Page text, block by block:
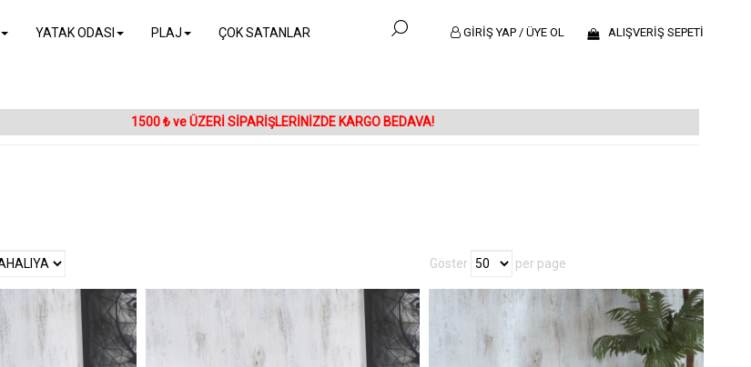
GİRİŞ YAP / ÜYE OL ALIŞVERİŞ SEPETİ
YATAK ODASI PLAJ ÇOK SATANLAR
1500 ₺ ve ÜZERİ SİPARİŞLERİNİZDE KARGO BEDAVA!
Göster per page